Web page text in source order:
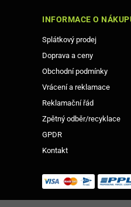
INFORMACE O
Splátkový prodej
Doprava a ceny
Obchodní podmínky
Vrácení a reklamace
Reklamační řád
Zpětný odběr/recyklace
GPDR
Kontakt